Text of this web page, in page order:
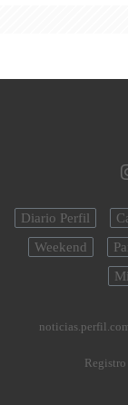
Diario Perfil
Weekend